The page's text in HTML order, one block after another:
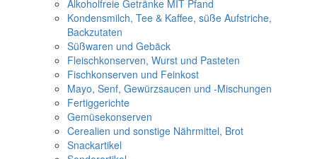
Alkoholfreie Getränke MIT Pfand
Kondensmilch, Tee & Kaffee, süße Aufstriche,
Backzutaten
Süßwaren und Gebäck
Fleischkonserven, Wurst und Pasteten
Fischkonserven und Feinkost
Mayo, Senf, Gewürzsaucen und -Mischungen
Fertiggerichte
Gemüsekonserven
Cerealien und sonstige Nährmittel, Brot
Snackartikel